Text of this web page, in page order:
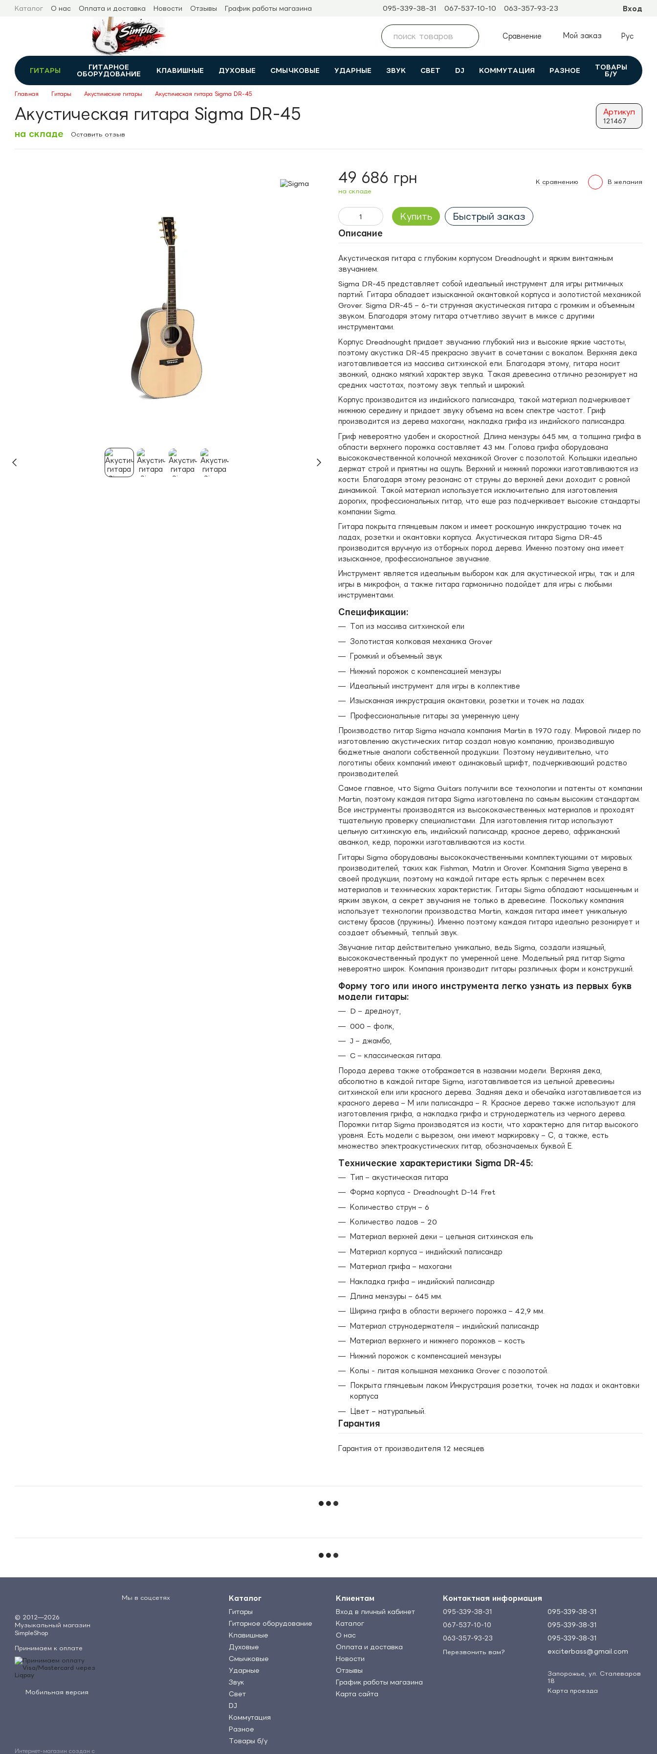
Перейти к основному контенту
Каталог О нас Оплата и доставка Новости Отзывы График работы магазина 095-339-38-31 067-537-10-10 063-357-93-23 Вход
Сравнение Мой заказ Рус
ГИТАРЫ
ГИТАРНОЕ
ОБОРУДОВАНИЕ
КЛАВИШНЫЕ ДУХОВЫЕ СМЫЧКОВЫЕ УДАРНЫЕ ЗВУК СВЕТ DJ КОММУТАЦИЯ РАЗНОЕ
ТОВАРЫ
Б/У
Главная Гитары Акустические гитары Акустическая гитара Sigma DR-45
Акустическая гитара Sigma DR-45 Артикул
121467
на складе Оставить отзыв
49 686 грн
на складе
К сравнению В желания
Купить Быстрый заказ
Описание
Акустическая гитара с глубоким корпусом Dreadnought и ярким винтажным
звучанием.
Sigma DR-45 представляет собой идеальный инструмент для игры ритмичных
партий. Гитара обладает изысканной окантовкой корпуса и золотистой механикой
Grover. Sigma DR-45 – 6-ти струнная акустическая гитара с громким и объемным
звуком. Благодаря этому гитара отчетливо звучит в миксе с другими
инструментами.
Корпус Dreadnought придает звучанию глубокий низ и высокие яркие частоты,
поэтому акустика DR-45 прекрасно звучит в сочетании с вокалом. Верхняя дека
изготавливается из массива ситхинской ели. Благодаря этому, гитара носит
звонкий, однако мягкий характер звука. Такая древесина отлично резонирует на
средних частотах, поэтому звук теплый и широкий.
Корпус производится из индийского палисандра, такой материал подчеркивает
нижнюю середину и придает звуку объема на всем спектре частот. Гриф
производится из дерева махогани, накладка грифа из индийского палисандра.
Гриф невероятно удобен и скоростной. Длина мензуры 645 мм, а толщина грифа в
области верхнего порожка составляет 43 мм. Голова грифа оборудована
высококачественной колочной механикой Grover с позолотой. Колышки идеально
держат строй и приятны на ощупь. Верхний и нижний порожки изготавливаются из
кости. Благодаря этому резонанс от струны до верхней деки доходит с ровной
динамикой. Такой материал используется исключительно для изготовления
дорогих, профессиональных гитар, что еще раз подчеркивает высокие стандарты
компании Sigma.
Гитара покрыта глянцевым лаком и имеет роскошную инкрустрацию точек на
ладах, розетки и окантовки корпуса. Акустическая гитара Sigma DR-45
производится вручную из отборных пород дерева. Именно поэтому она имеет
изысканное, профессиональное звучание.
Инструмент является идеальным выбором как для акустической игры, так и для
игры в микрофон, а также гитара гармонично подойдет для игры с любыми
инструментами.
Спецификации:
Топ из массива ситхинской ели
Золотистая колковая механика Grover
Громкий и объемный звук
Нижний порожок с компенсацией мензуры
Идеальный инструмент для игры в коллективе
Изысканная инкрустрация окантовки, розетки и точек на ладах
Профессиональные гитары за умеренную цену
Производство гитар Sigma начала компания Martin в 1970 году. Мировой лидер по
изготовлению акустических гитар создал новую компанию, производившую
бюджетные аналоги собственной продукции. Поэтому неудивительно, что
логотипы обеих компаний имеют одинаковый шрифт, подчеркивающий родство
производителей.
Самое главное, что Sigma Guitars получили все технологии и патенты от компании
Martin, поэтому каждая гитара Sigma изготовлена ​​по самым высоким стандартам.
Все инструменты производятся из высококачественных материалов и проходят
тщательную проверку специалистами. Для изготовления гитар используют
цельную ситхинскую ель, индийский палисандр, красное дерево, африканский
аванкол, кедр, порожки изготавливаются из кости.
Гитары Sigma оборудованы высококачественными комплектующими от мировых
производителей, таких как Fishman, Matrin и Grover. Компания Sigma уверена в
своей продукции, поэтому на каждой гитаре есть ярлык с перечнем всех
материалов и технических характеристик. Гитары Sigma обладают насыщенным и
ярким звуком, а секрет звучания не только в древесине. Поскольку компания
использует технологии производства Martin, каждая гитара имеет уникальную
систему брасов (пружины). Именно поэтому каждая гитара идеально резонирует и
создает объемный, теплый звук.
Звучание гитар действительно уникально, ведь Sigma, создали изящный,
высококачественный продукт по умеренной цене. Модельный ряд гитар Sigma
невероятно широк. Компания производит гитары различных форм и конструкций.
Форму того или иного инструмента легко узнать из первых букв
модели гитары:
D – дредноут,
000 – фолк,
J – джамбо,
C – классическая гитара.
Порода дерева также отображается в названии модели. Верхняя дека,
абсолютно в каждой гитаре Sigma, изготавливается из цельной древесины
ситхинской ели или красного дерева. Задняя дека и обечайка изготавливается из
красного дерева – М или палисандра – R. Красное дерево также используют для
изготовления грифа, а накладка грифа и струнодержатель из черного дерева.
Порожки гитар Sigma производятся из кости, что характерно для гитар высокого
уровня. Есть модели с вырезом, они имеют маркировку – С, а также, есть
множество электроакустических гитар, обозначаемых буквой Е.
Технические характеристики Sigma DR-45:
Тип – акустическая гитара
Форма корпуса - Dreadnought D-14 Fret
Количество струн – 6
Количество ладов – 20
Материал верхней деки – цельная ситхинская ель
Материал корпуса – индийский палисандр
Материал грифа – махогани
Накладка грифа – индийский палисандр
Длина мензуры – 645 мм.
Ширина грифа в области верхнего порожка – 42,9 мм.
Материал струнодержателя – индийский палисандр
Материал верхнего и нижнего порожков – кость
Нижний порожок с компенсацией мензуры
Колы - литая колышная механика Grover с позолотой.
Покрыта глянцевым лаком Инкрустрация розетки, точек на ладах и окантовки
корпуса
Цвет – натуральный.
Гарантия
Гарантия от производителя 12 месяцев
© 2012—2026
Музыкальный магазин
SimpleShop
Принимаем к оплате
Мобильная версия
Интернет-магазин создан с
Мы в соцсетях Каталог
Гитары
Гитарное оборудование
Клавишные
Духовые
Смычковые
Ударные
Звук
Свет
DJ
Коммутация
Разное
Товары б/у
Клиентам
Вход в личный кабинет
Каталог
О нас
Оплата и доставка
Новости
Отзывы
График работы магазина
Карта сайта
Контактная информация
095-339-38-31
067-537-10-10
063-357-93-23
Перезвонить вам?
095-339-38-31
095-339-38-31
095-339-38-31
exciterbass@gmail.com
Запорожье, ул. Сталеваров
18
Карта проезда